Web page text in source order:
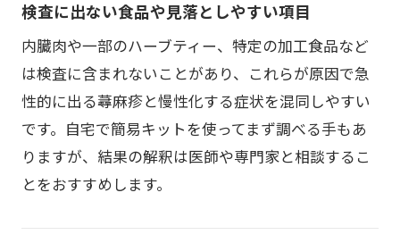
検査に出ない食品や見落としやすい項目
内臓肉や一部のハーブティー、特定の加工食品など
は検査に含まれないことがあり、これらが原因で急
性的に出る蕁麻疹と慢性化する症状を混同しやすい
です。自宅で簡易キットを使ってまず調べる手もあ
りますが、結果の解釈は医師や専門家と相談するこ
とをおすすめします。